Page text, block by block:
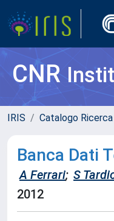
CNR
IRIS Catalogo Ricerca
Banca Dati
A Ferrari; S
2012